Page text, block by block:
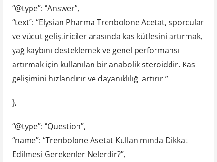
“@type”: “Answer”,
“text”: “Elysian Pharma Trenbolone Acetat, sporcular
ve vücut geliştiriciler arasında kas kütlesini artırmak,
yağ kaybını desteklemek ve genel performansı
artırmak için kullanılan bir anabolik steroiddir. Kas
gelişimini hızlandırır ve dayanıklılığı artırır.”
},
“@type”: “Question”,
“name”: “Trenbolone Asetat Kullanımında Dikkat
Edilmesi Gerekenler Nelerdir?”,